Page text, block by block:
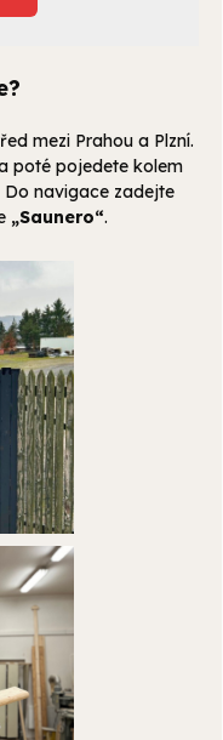
mezi Prahou a Plzní.
poté pojedete kolem
navigace zadejte
„Saunero“.